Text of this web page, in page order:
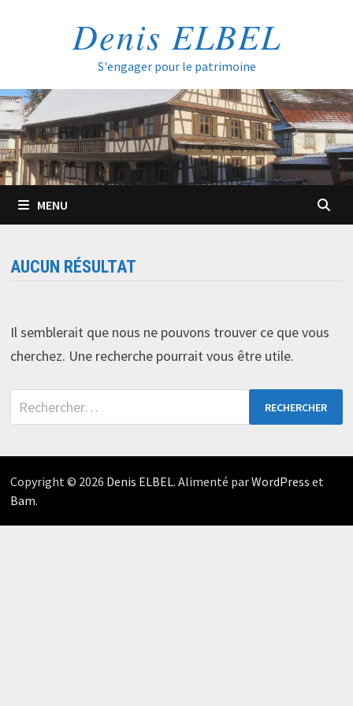
Denis ELBEL
S'engager pour le patrimoine
MENU
AUCUN RÉSULTAT
Il semblerait que nous ne pouvons trouver ce que vous
cherchez. Une recherche pourrait vous être utile.
Rechercher :
Copyright © 2026 Denis ELBEL. Alimenté parWordPress et
Bam.